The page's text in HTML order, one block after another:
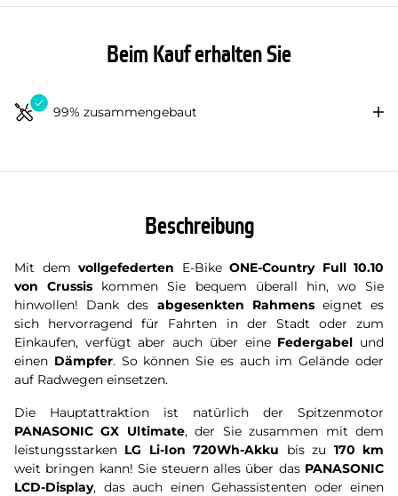
Beim Kauf erhalten Sie
99% zusammengebaut
Beschreibung
Mit dem vollgefederten E-Bike ONE-Country Full 10.10
von Crussis kommen Sie bequem überall hin, wo Sie
hinwollen! Dank des abgesenkten Rahmenseignet es
sich hervorragend für Fahrten in der Stadt oder zum
Einkaufen, verfügt aber auch über eine Federgabel und
einen Dämpfer. So können Sie es auch im Gelände oder
auf Radwegen einsetzen.
Die Hauptattraktion ist natürlich der Spitzenmotor
PANASONIC GX Ultimate, der Sie zusammen mit dem
leistungsstarken LG Li-Ion 720Wh-Akku bis zu 170 km
weit bringen kann! Sie steuern alles über das PANASONIC
LCD-Display, das auch einen Gehassistenten oder einen